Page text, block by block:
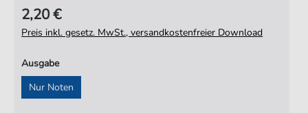
2,20 €
Preis inkl. gesetz. MwSt., versandkostenfreier Download
Ausgabe
Nur Noten